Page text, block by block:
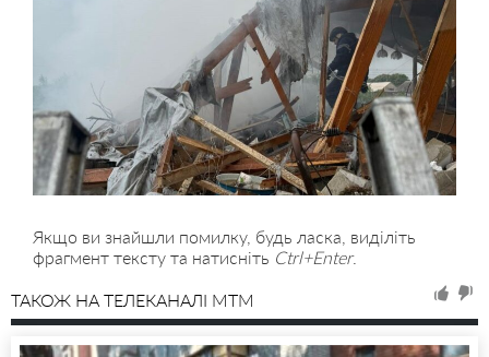
Якщо ви знайшли помилку, будь ласка, виділіть
фрагмент тексту та натисніть Ctrl+Enter.
ТАКОЖ НА ТЕЛЕКАНАЛІ MTM